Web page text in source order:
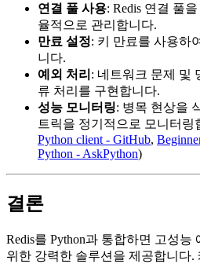
연결 풀 사용: Redis 연결 풀
율적으로 관리합니다.
만료 설정: 키 만료를 사용하
니다.
예외 처리 : 네트워크 문제 및
류 처리를 구현합니다.
성능 모니터링: 병목 현상을
트릭을 정기적으로 모니터링
Python client - GitHub,
Python - AskPython)
결론
Redis를 Python과 통합하면 고성능
위한 강력한 솔루션을 제공합니다.